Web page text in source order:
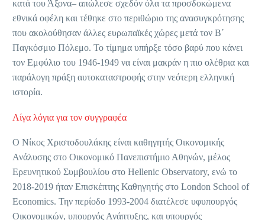
κατά του Άξονα– απώλεσε σχεδόν όλα τα προσδοκώμενα
εθνικά οφέλη και τέθηκε στο περιθώριο της ανασυγκρότησης
που ακολούθησαν άλλες ευρωπαϊκές χώρες μετά τον Β΄
Παγκόσμιο Πόλεμο. Το τίμημα υπήρξε τόσο βαρύ που κάνει
τον Εμφύλιο του 1946-1949 να είναι μακράν η πιο ολέθρια και
παράλογη πράξη αυτοκαταστροφής στην νεότερη ελληνική
ιστορία.
Λίγα λόγια για τον συγγραφέα
Ο Νίκος Χριστοδουλάκης είναι καθηγητής Οικονομικής
Ανάλυσης στο Οικονομικό Πανεπιστήμιο Αθηνών, μέλος
Ερευνητικού Συμβουλίου στο Hellenic Observatory, ενώ το
2018-2019 ήταν Επισκέπτης Καθηγητής στο London School of
Economics. Την περίοδο 1993-2004 διατέλεσε υφυπουργός
Οικονομικών, υπουργός Ανάπτυξης, και υπουργός